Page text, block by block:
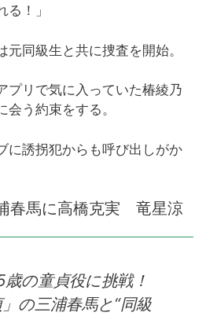
る！」
元同級生と共に捜査を開始。
プリで気に入っていた椿綾乃
会う約束をする。
に誘拐犯からも呼び出しがか
春馬に高橋克実 竜星涼
の童貞役に挑戦！
」の三浦春馬と“同級